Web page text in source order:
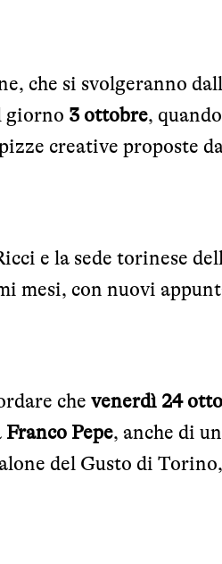
che si svolgeranno
giorno 3 ottobre,
creative proposte
e la sede torinese
mesi, con nuovi
che venerdì 24
Franco Pepe, anche di
del Gusto di